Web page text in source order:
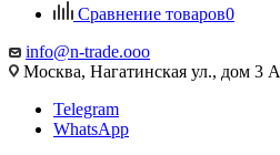
Сравнение товаров0
info@n-trade.ooo
Москва, Нагатинская ул., дом 3 А
Telegram
WhatsApp